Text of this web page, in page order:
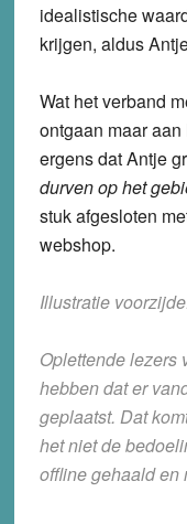
idealistische
krijgen, aldus
Wat het verband
ontgaan maar
ergens dat Antje
durven op het
stuk afgesloten
webshop.
Illustratie
Oplettende lezers
hebben dat er
geplaatst. Dat
het niet de
offline gehaald en